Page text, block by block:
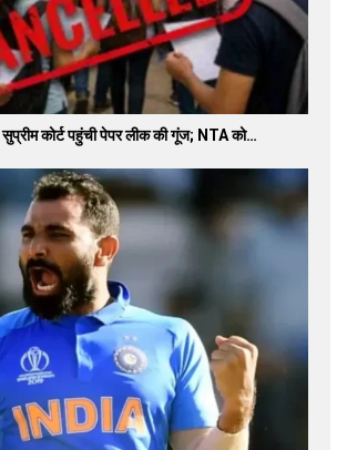
कोर्ट पहुंची पेपर लीक की गूंज; NTA को…